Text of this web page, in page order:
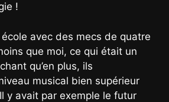
!
école avec des mecs de quatre
que moi, ce qui était un
qu’en plus, ils
musical bien supérieur
y avait par exemple le futur